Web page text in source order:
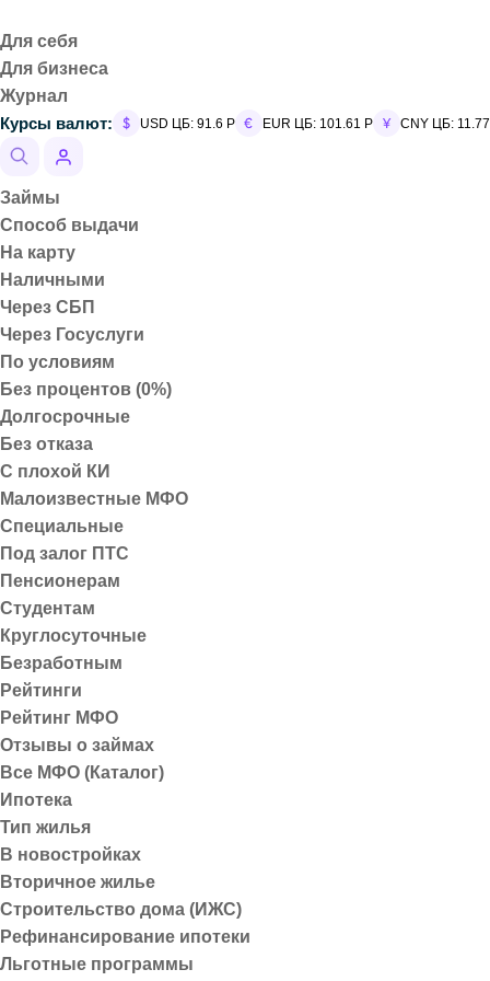
Для себя
Для бизнеса
Журнал
Курсы валют:
USD ЦБ: 91.6 Р EUR ЦБ: 101.61 Р CNY ЦБ:
Займы
Способ выдачи
На карту
Наличными
Через СБП
Через Госуслуги
По условиям
Без процентов (0%)
Долгосрочные
Без отказа
С плохой КИ
Малоизвестные МФО
Специальные
Под залог ПТС
Пенсионерам
Студентам
Круглосуточные
Безработным
Рейтинги
Рейтинг МФО
Отзывы о займах
Все МФО (Каталог)
Ипотека
Тип жилья
В новостройках
Вторичное жилье
Строительство дома (ИЖС)
Рефинансирование ипотеки
Льготные программы
Почему доллар - мировая валюта
Почему доллар -
Опубликовано:
Статья проверена
Автор статьи
Доллар США, одна из самых узнаваемых валют в мире,
валюта Соединённых Штатов в 1792 году с принятием
стало окончание Второй мировой войны, когда на
обусловлено экономическим доминированием США, а
В 1971 году президент Ричард Никсон отменил
влияние благодаря стабильности американской